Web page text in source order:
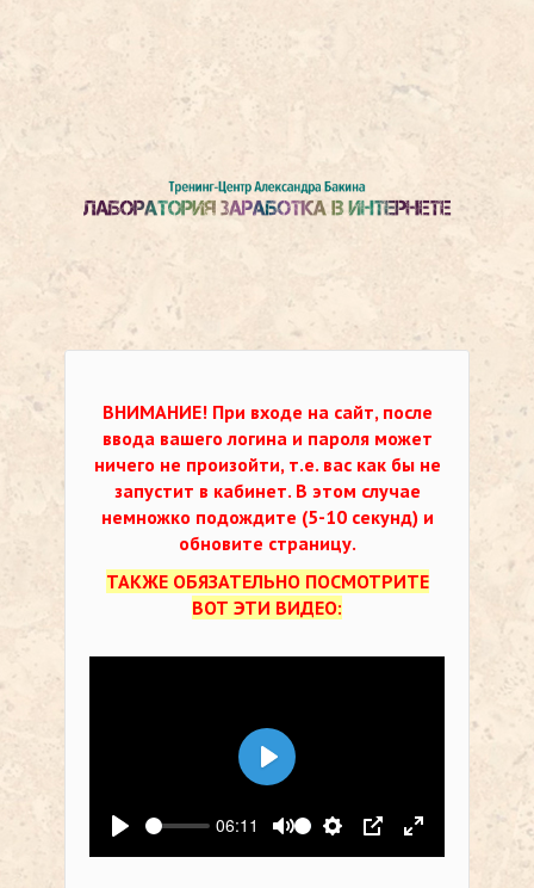
ВНИМАНИЕ! При входе на сайт, после
ввода вашего логина и пароля может
ничего не произойти, т.е. вас как бы не
запустит в кабинет. В этом случае
немножко подождите (5-10 секунд) и
обновите страницу.
ТАКЖЕ ОБЯЗАТЕЛЬНО ПОСМОТРИТЕ
ВОТ ЭТИ ВИДЕО:
Воспроизвести
06:11
Выключить звук
Настройки
PIP На весь
Воспроизвести